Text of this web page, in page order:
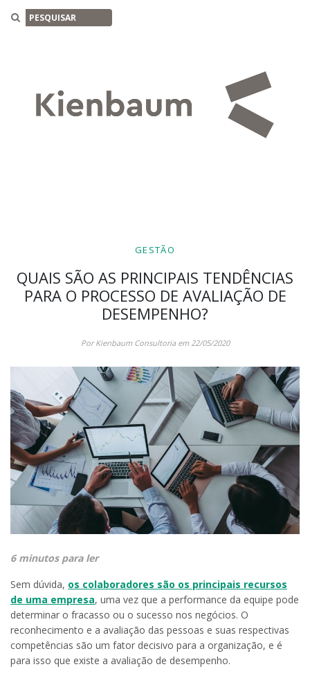
GESTÃO
QUAIS SÃO AS PRINCIPAIS TENDÊNCIAS
PARA O PROCESSO DE AVALIAÇÃO DE
DESEMPENHO?
Por Kienbaum Consultoria em 22/05/2020
6 minutos para ler
Sem dúvida, os colaboradores são os principais recursos
de uma empresa, uma vez que a performance da equipe pode
determinar o fracasso ou o sucesso nos negócios. O
reconhecimento e a avaliação das pessoas e suas respectivas
competências são um fator decisivo para a organização, e é
para isso que existe a avaliação de desempenho.